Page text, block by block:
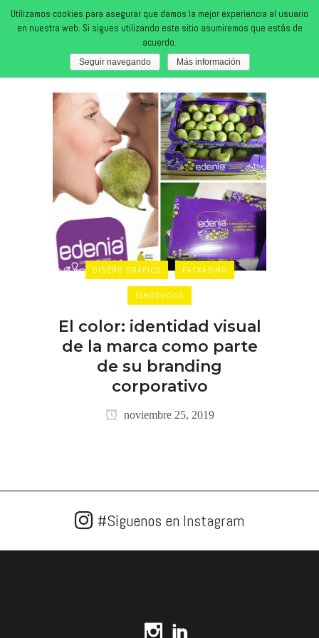
naming Tag
DISEÑO GRÁFICO PACKAGING
TENDENCIAS
El color: identidad visual
de la marca como parte
de su branding
corporativo
noviembre 25, 2019
#Síguenos en Instagram
Utilizamos cookies para asegurar que damos la mejor experiencia al usuario
en nuestra web. Si sigues utilizando este sitio asumiremos que estás de
acuerdo.
Seguir navegando Más información